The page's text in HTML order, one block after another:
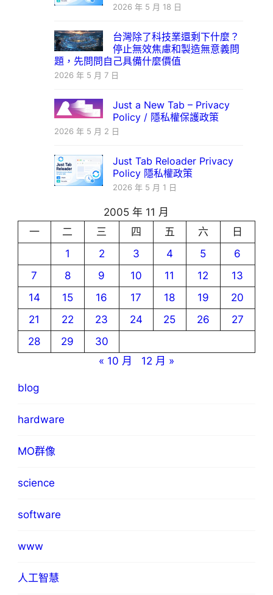
2026 年 5 月 18 日
台灣除了科技業還剩下什麼？
停止無效焦慮和製造無意義問
題，先問問自己具備什麼價值
2026 年 5 月 7 日
Just a New Tab – Privacy
Policy / 隱私權保護政策
2026 年 5 月 2 日
Just Tab Reloader Privacy
Policy 隱私權政策
2026 年 5 月 1 日
2005 年 11 月
一
二 三 四 五 六
日
1
2 3 4 5
6
7
8 9 10 11 12
13
14
15 16 17 18 19
20
21
22 23 24 25 26
27
28
29
30
« 10 月
12 月 »
blog
hardware
MO群像
science
software
www
人工智慧